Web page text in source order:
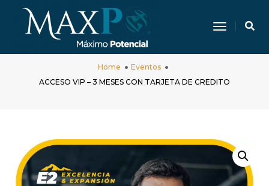
Toggle
ACCESO VIP – 3 MESES CON TARJETA
DE CREDITO
Home
Eventos
ACCESO VIP – 3 MESES CON TARJETA DE CREDITO